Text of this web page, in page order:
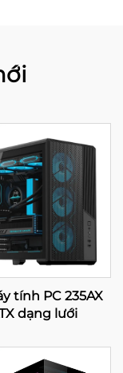
tính PC 235AX
dạng lưới